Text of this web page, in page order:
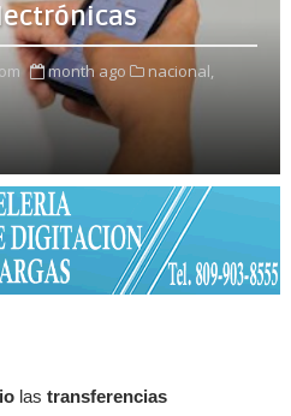
month ago
nacional,
las transferencias